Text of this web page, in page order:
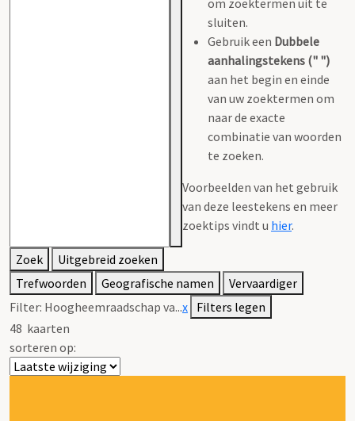
sluiten.
Gebruik een Dubbele
aanhalingstekens (" ")
aan het begin en einde
van uw zoektermen om
naar de exacte
combinatie van woorden
te zoeken.
Voorbeelden van het gebruik
van deze leestekens en meer
zoektips vindt u hier.
Zoek
Uitgebreid zoeken
Trefwoorden
Geografische namen
Vervaardiger
Filter: Hoogheemraadschap va...x Filters legen
48 kaarten
sorteren op: